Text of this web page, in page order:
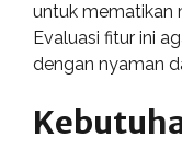
untuk mematikan
Evaluasi fitur ini
dengan nyaman